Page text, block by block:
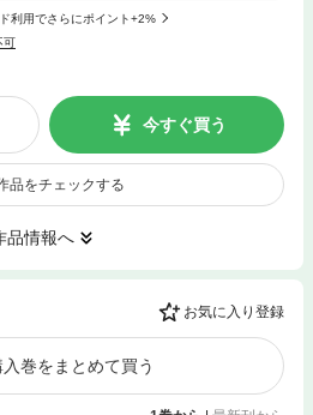
利用でさらにポイント+2%
可
今すぐ買う
品をチェックする
品情報へ
お気に入り登録
巻をまとめて買う